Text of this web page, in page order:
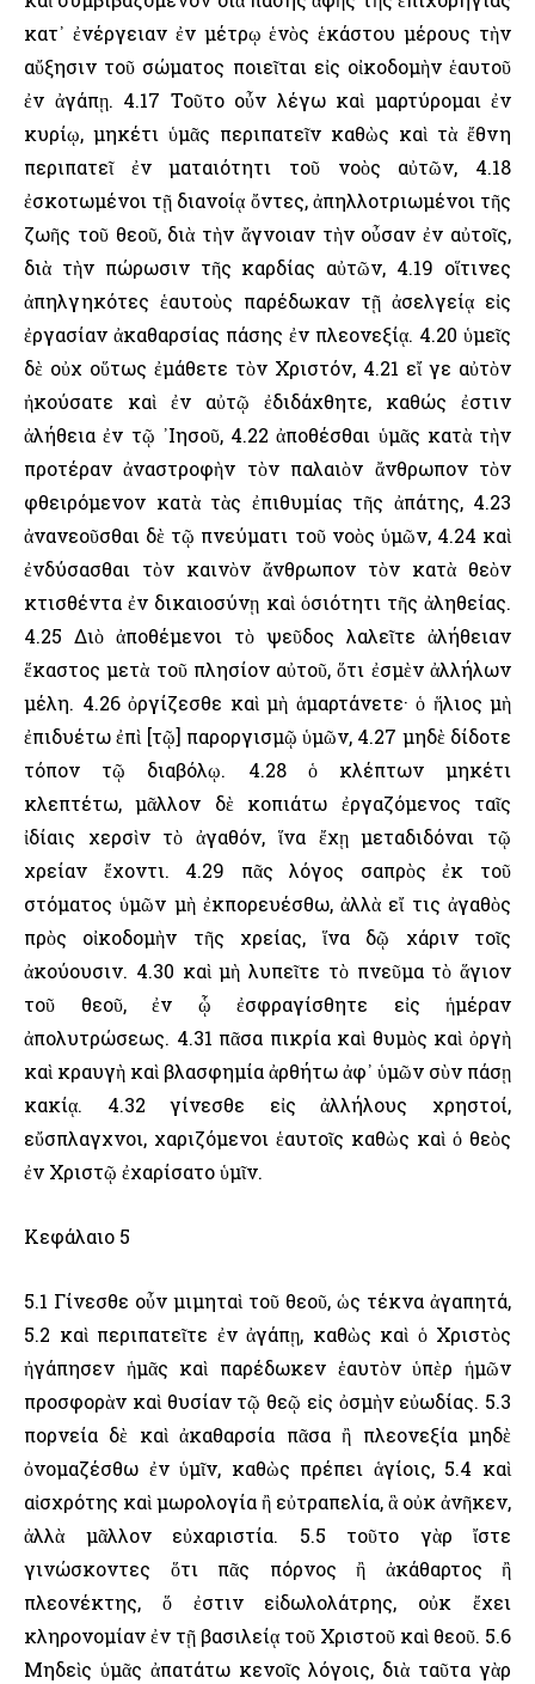
κατ᾽ ἐνέργειαν ἐν μέτρῳ ἑνὸς ἑκάστου μέρους τὴν
αὔξησιν τοῦ σώματος ποιεῖται εἰς οἰκοδομὴν ἑαυτοῦ
ἐν ἀγάπῃ. 4.17 Τοῦτο οὖν λέγω καὶ μαρτύρομαι ἐν
κυρίῳ, μηκέτι ὑμᾶς περιπατεῖν καθὼς καὶ τὰ ἔθνη
περιπατεῖ ἐν ματαιότητι τοῦ νοὸς αὐτῶν, 4.18
ἐσκοτωμένοι τῇ διανοίᾳ ὄντες, ἀπηλλοτριωμένοι τῆς
ζωῆς τοῦ θεοῦ, διὰ τὴν ἄγνοιαν τὴν οὖσαν ἐν αὐτοῖς,
διὰ τὴν πώρωσιν τῆς καρδίας αὐτῶν, 4.19 οἵτινες
ἀπηλγηκότες ἑαυτοὺς παρέδωκαν τῇ ἀσελγείᾳ εἰς
ἐργασίαν ἀκαθαρσίας πάσης ἐν πλεονεξίᾳ. 4.20 ὑμεῖς
δὲ οὐχ οὕτως ἐμάθετε τὸν Χριστόν, 4.21 εἴ γε αὐτὸν
ἠκούσατε καὶ ἐν αὐτῷ ἐδιδάχθητε, καθώς ἐστιν
ἀλήθεια ἐν τῷ ᾽Ιησοῦ, 4.22 ἀποθέσθαι ὑμᾶς κατὰ τὴν
προτέραν ἀναστροφὴν τὸν παλαιὸν ἄνθρωπον τὸν
φθειρόμενον κατὰ τὰς ἐπιθυμίας τῆς ἀπάτης, 4.23
ἀνανεοῦσθαι δὲ τῷ πνεύματι τοῦ νοὸς ὑμῶν, 4.24 καὶ
ἐνδύσασθαι τὸν καινὸν ἄνθρωπον τὸν κατὰ θεὸν
κτισθέντα ἐν δικαιοσύνῃ καὶ ὁσιότητι τῆς ἀληθείας.
4.25 Διὸ ἀποθέμενοι τὸ ψεῦδος λαλεῖτε ἀλήθειαν
ἕκαστος μετὰ τοῦ πλησίον αὐτοῦ, ὅτι ἐσμὲν ἀλλήλων
μέλη. 4.26 ὀργίζεσθε καὶ μὴ ἁμαρτάνετε· ὁ ἥλιος μὴ
ἐπιδυέτω ἐπὶ [τῷ] παροργισμῷ ὑμῶν, 4.27 μηδὲ δίδοτε
τόπον τῷ διαβόλῳ. 4.28 ὁ κλέπτων μηκέτι
κλεπτέτω, μᾶλλον δὲ κοπιάτω ἐργαζόμενος ταῖς
ἰδίαις χερσὶν τὸ ἀγαθόν, ἵνα ἔχῃ μεταδιδόναι τῷ
χρείαν ἔχοντι. 4.29 πᾶς λόγος σαπρὸς ἐκ τοῦ
στόματος ὑμῶν μὴ ἐκπορευέσθω, ἀλλὰ εἴ τις ἀγαθὸς
πρὸς οἰκοδομὴν τῆς χρείας, ἵνα δῷ χάριν τοῖς
ἀκούουσιν. 4.30 καὶ μὴ λυπεῖτε τὸ πνεῦμα τὸ ἅγιον
τοῦ θεοῦ, ἐν ᾧ ἐσφραγίσθητε εἰς ἡμέραν
ἀπολυτρώσεως. 4.31 πᾶσα πικρία καὶ θυμὸς καὶ ὀργὴ
καὶ κραυγὴ καὶ βλασφημία ἀρθήτω ἀφ᾽ ὑμῶν σὺν πάσῃ
κακίᾳ. 4.32 γίνεσθε εἰς ἀλλήλους χρηστοί,
εὔσπλαγχνοι, χαριζόμενοι ἑαυτοῖς καθὼς καὶ ὁ θεὸς
ἐν Χριστῷ ἐχαρίσατο ὑμῖν.
Κεφάλαιο 5
5.1 Γίνεσθε οὖν μιμηταὶ τοῦ θεοῦ, ὡς τέκνα ἀγαπητά,
5.2 καὶ περιπατεῖτε ἐν ἀγάπῃ, καθὼς καὶ ὁ Χριστὸς
ἠγάπησεν ἡμᾶς καὶ παρέδωκεν ἑαυτὸν ὑπὲρ ἡμῶν
προσφορὰν καὶ θυσίαν τῷ θεῷ εἰς ὀσμὴν εὐωδίας. 5.3
πορνεία δὲ καὶ ἀκαθαρσία πᾶσα ἢ πλεονεξία μηδὲ
ὀνομαζέσθω ἐν ὑμῖν, καθὼς πρέπει ἁγίοις, 5.4 καὶ
αἰσχρότης καὶ μωρολογία ἢ εὐτραπελία, ἃ οὐκ ἀνῆκεν,
ἀλλὰ μᾶλλον εὐχαριστία. 5.5 τοῦτο γὰρ ἴστε
γινώσκοντες ὅτι πᾶς πόρνος ἢ ἀκάθαρτος ἢ
πλεονέκτης, ὅ ἐστιν εἰδωλολάτρης, οὐκ ἔχει
κληρονομίαν ἐν τῇ βασιλείᾳ τοῦ Χριστοῦ καὶ θεοῦ. 5.6
Μηδεὶς ὑμᾶς ἀπατάτω κενοῖς λόγοις, διὰ ταῦτα γὰρ